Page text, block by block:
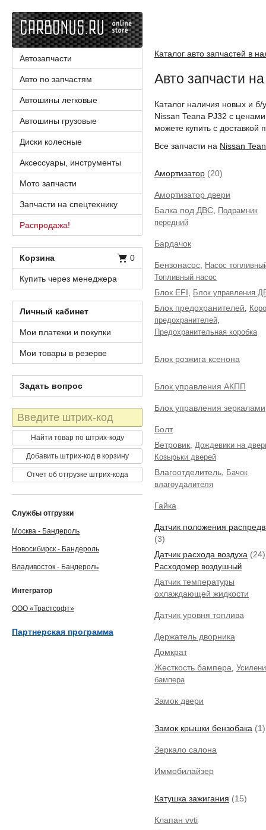
Каталог авто запчастей в
Авто запчасти
Каталог наличия новых и б/
Nissan Teana PJ32 с
можете купить с доставкой
Все запчасти на Nissan
Амортизатор (20)
Амортизатор двери
Балка под ДВС,
Подрамник
передний
Бардачок
Бензонасос, Насос
Топливный насос
Блок EFI, Блок управления
Блок предохранителей,
предохранителей,
Предохранительная коробка
Блок розжига ксенона
Блок управления АКПП
Блок управления зеркалами
Болт
Ветровик, Дождевики на
Козырьки дверей
Влагоотделитель, Бачок
влагоудалителя
Гайка
Датчик положения
(3)
Датчик расхода воздуха (24)
Расходомер воздушный
Датчик температуры
охлаждающей жидкости
Датчик уровня топлива
Держатель дворника
Домкрат
Жесткость бампера,
бампера
Замок двери
Замок крышки бензобака (1)
Зеркало салона
Иммобилайзер
Катушка зажигания (15)
Клапан vvti
Автозапчасти
Авто по запчастям
Автошины легковые
Автошины грузовые
Диски колесные
Аксессуары, инструменты
Мото запчасти
Запчасти на спецтехнику
Распродажа!
Корзина 0
Купить через менеджера
Личный кабинет
Мои платежи и покупки
Мои товары в резерве
Задать вопрос
Штрих-
код
Найти товар по штрих-коду
Добавить штрих-код в корзину
Отчет об отгрузке штрих-кода
Службы отгрузки
Москва - Бандероль
Новосибирск - Бандероль
Владивосток - Бандероль
Интегратор
ООО «Трастсофт»
Партнерская программа